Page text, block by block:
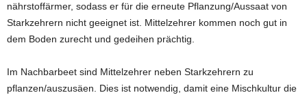
nährstoffärmer, sodass er für die erneute Pflanzung/Aussaat von
Starkzehrern nicht geeignet ist. Mittelzehrer kommen noch gut in
dem Boden zurecht und gedeihen prächtig.
Im Nachbarbeet sind Mittelzehrer neben Starkzehrern zu
pflanzen/auszusäen. Dies ist notwendig, damit eine Mischkultur die